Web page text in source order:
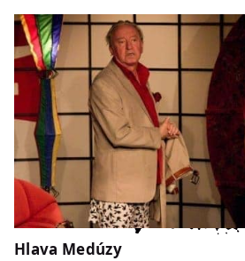
Hlava Medúzy